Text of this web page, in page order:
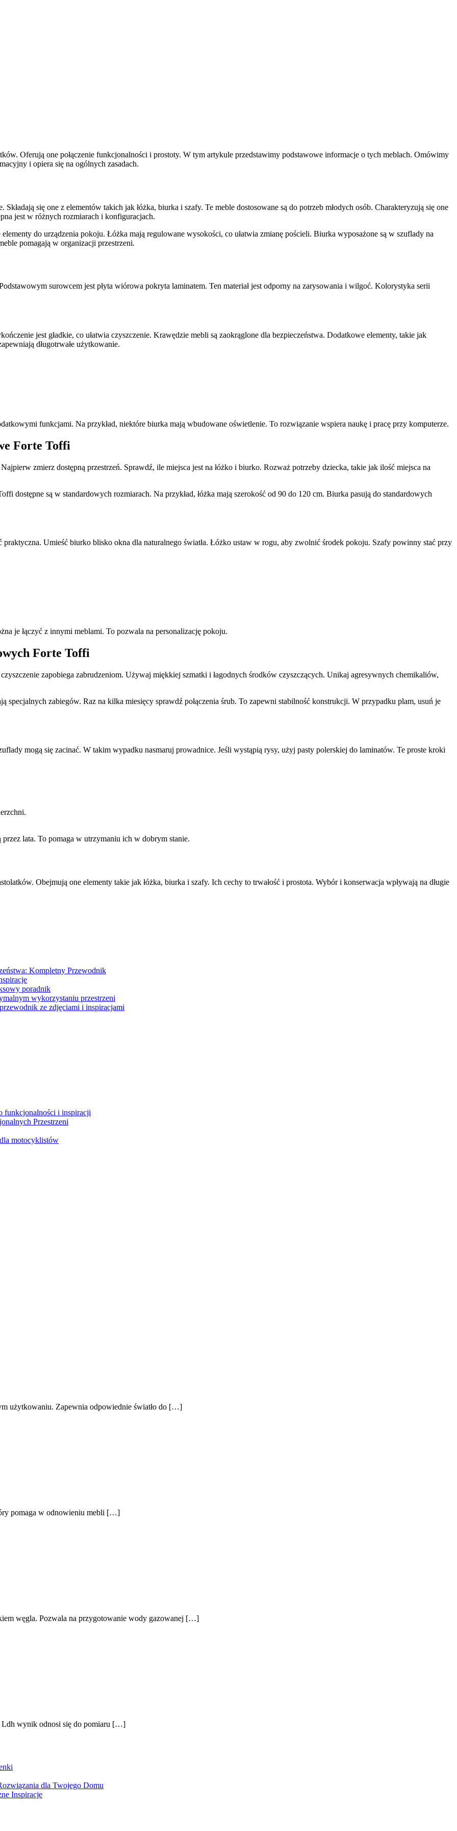
Oferują one połączenie funkcjonalności i prostoty. W tym artykule przedstawimy podstawowe informacje o tych meblach. Omówimy
i opiera się na ogólnych zasadach.
się one z elementów takich jak łóżka, biurka i szafy. Te meble dostosowane są do potrzeb młodych osób. Charakteryzują się one
jest w różnych rozmiarach i konfiguracjach.
do urządzenia pokoju. Łóżka mają regulowane wysokości, co ułatwia zmianę pościeli. Biurka wyposażone są w szuflady na
pomagają w organizacji przestrzeni.
surowcem jest płyta wiórowa pokryta laminatem. Ten materiał jest odporny na zarysowania i wilgoć. Kolorystyka serii
jest gładkie, co ułatwia czyszczenie. Krawędzie mebli są zaokrąglone dla bezpieczeństwa. Dodatkowe elementy, takie jak
długotrwałe użytkowanie.
funkcjami. Na przykład, niektóre biurka mają wbudowane oświetlenie. To rozwiązanie wspiera naukę i pracę przy komputerze.
Forte Toffi
zmierz dostępną przestrzeń. Sprawdź, ile miejsca jest na łóżko i biurko. Rozważ potrzeby dziecka, takie jak ilość miejsca na
dostępne są w standardowych rozmiarach. Na przykład, łóżka mają szerokość od 90 do 120 cm. Biurka pasują do standardowych
Umieść biurko blisko okna dla naturalnego światła. Łóżko ustaw w rogu, aby zwolnić środek pokoju. Szafy powinny stać przy
je łączyć z innymi meblami. To pozwala na personalizację pokoju.
Forte Toffi
zapobiega zabrudzeniom. Używaj miękkiej szmatki i łagodnych środków czyszczących. Unikaj agresywnych chemikaliów,
specjalnych zabiegów. Raz na kilka miesięcy sprawdź połączenia śrub. To zapewni stabilność konstrukcji. W przypadku plam, usuń je
mogą się zacinać. W takim wypadku nasmaruj prowadnice. Jeśli wystąpią rysy, użyj pasty polerskiej do laminatów. Te proste kroki
lata. To pomaga w utrzymaniu ich w dobrym stanie.
Obejmują one elementy takie jak łóżka, biurka i szafy. Ich cechy to trwałość i prostota. Wybór i konserwacja wpływają na długie
Kompletny Przewodnik
poradnik
wykorzystaniu przestrzeni
ze zdjęciami i inspiracjami
funkcjonalności i inspiracji
Przestrzeni
motocyklistów
użytkowaniu. Zapewnia odpowiednie światło do […]
pomaga w odnowieniu mebli […]
węgla. Pozwala na przygotowanie wody gazowanej […]
Ldh wynik odnosi się do pomiaru […]
dla Twojego Domu
Inspiracje